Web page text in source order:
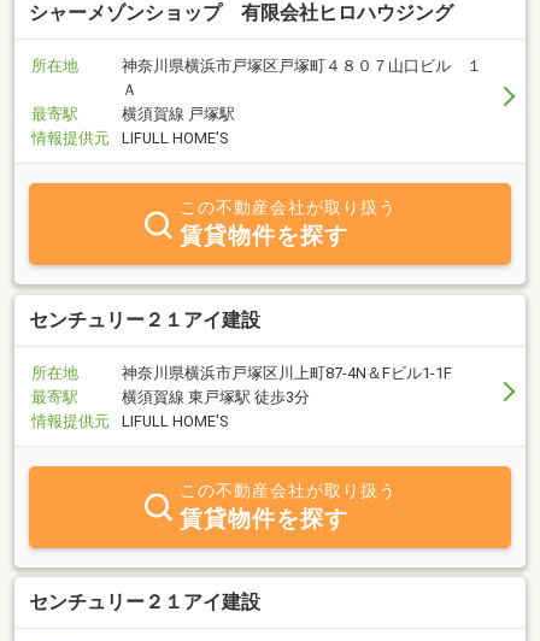
シャーメゾンショップ 有限会社ヒロハウジング
所在地
神奈川県横浜市戸塚区戸塚町４８０７山口ビル １
Ａ
最寄駅
横須賀線 戸塚駅
情報提供元
LIFULL HOME'S
この不動産会社が取り扱う
賃貸物件を探す
センチュリー２１アイ建設
所在地
神奈川県横浜市戸塚区川上町87-4N＆Fビル1-1F
最寄駅
横須賀線 東戸塚駅 徒歩3分
情報提供元
LIFULL HOME'S
この不動産会社が取り扱う
賃貸物件を探す
センチュリー２１アイ建設